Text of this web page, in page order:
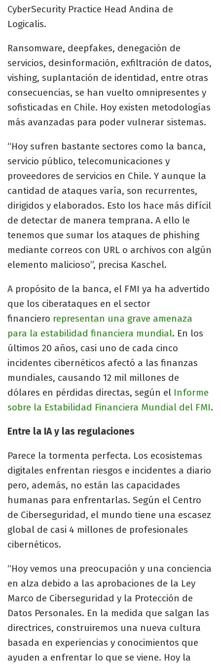
CyberSecurity Practice Head Andina de
Logicalis.
Ransomware, deepfakes, denegación de
servicios, desinformación, exfiltración de datos,
vishing, suplantación de identidad, entre otras
consecuencias, se han vuelto omnipresentes y
sofisticadas en Chile. Hoy existen metodologías
más avanzadas para poder vulnerar sistemas.
“Hoy sufren bastante sectores como la banca,
servicio público, telecomunicaciones y
proveedores de servicios en Chile. Y aunque la
cantidad de ataques varía, son recurrentes,
dirigidos y elaborados. Esto los hace más difícil
de detectar de manera temprana. A ello le
tenemos que sumar los ataques de phishing
mediante correos con URL o archivos con algún
elemento malicioso”, precisa Kaschel.
A propósito de la banca, el FMI ya ha advertido
que los ciberataques en el sector
financiero representan una grave amenaza
para la estabilidad financiera mundial. En los
últimos 20 años, casi uno de cada cinco
incidentes cibernéticos afectó a las finanzas
mundiales, causando 12 mil millones de
dólares en pérdidas directas, según el Informe
sobre la Estabilidad Financiera Mundial del FMI.
Entre la IA y las regulaciones
Parece la tormenta perfecta. Los ecosistemas
digitales enfrentan riesgos e incidentes a diario
pero, además, no están las capacidades
humanas para enfrentarlas. Según el Centro
de Ciberseguridad, el mundo tiene una escasez
global de casi 4 millones de profesionales
cibernéticos.
“Hoy vemos una preocupación y una conciencia
en alza debido a las aprobaciones de la Ley
Marco de Ciberseguridad y la Protección de
Datos Personales. En la medida que salgan las
directrices, construiremos una nueva cultura
basada en experiencias y conocimientos que
ayuden a enfrentar lo que se viene. Hoy la